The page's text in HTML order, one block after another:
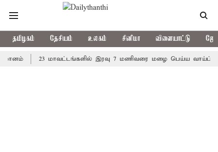
தமிழகம் தேசியம் உலகம் சினிமா விளையாட்டு
23 மாவட்டங்களில் இரவு 7 மணிவரை மழை பெய்ய வாய்ப்பு